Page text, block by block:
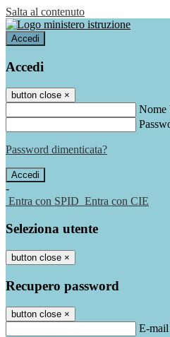
Salta al contenuto
Accedi
Accedi
button close ×
Nome
Password dimenticata?
-
Entra con SPID Entra con CIE
Seleziona utente
button close ×
Recupero password
button close ×
E-mail